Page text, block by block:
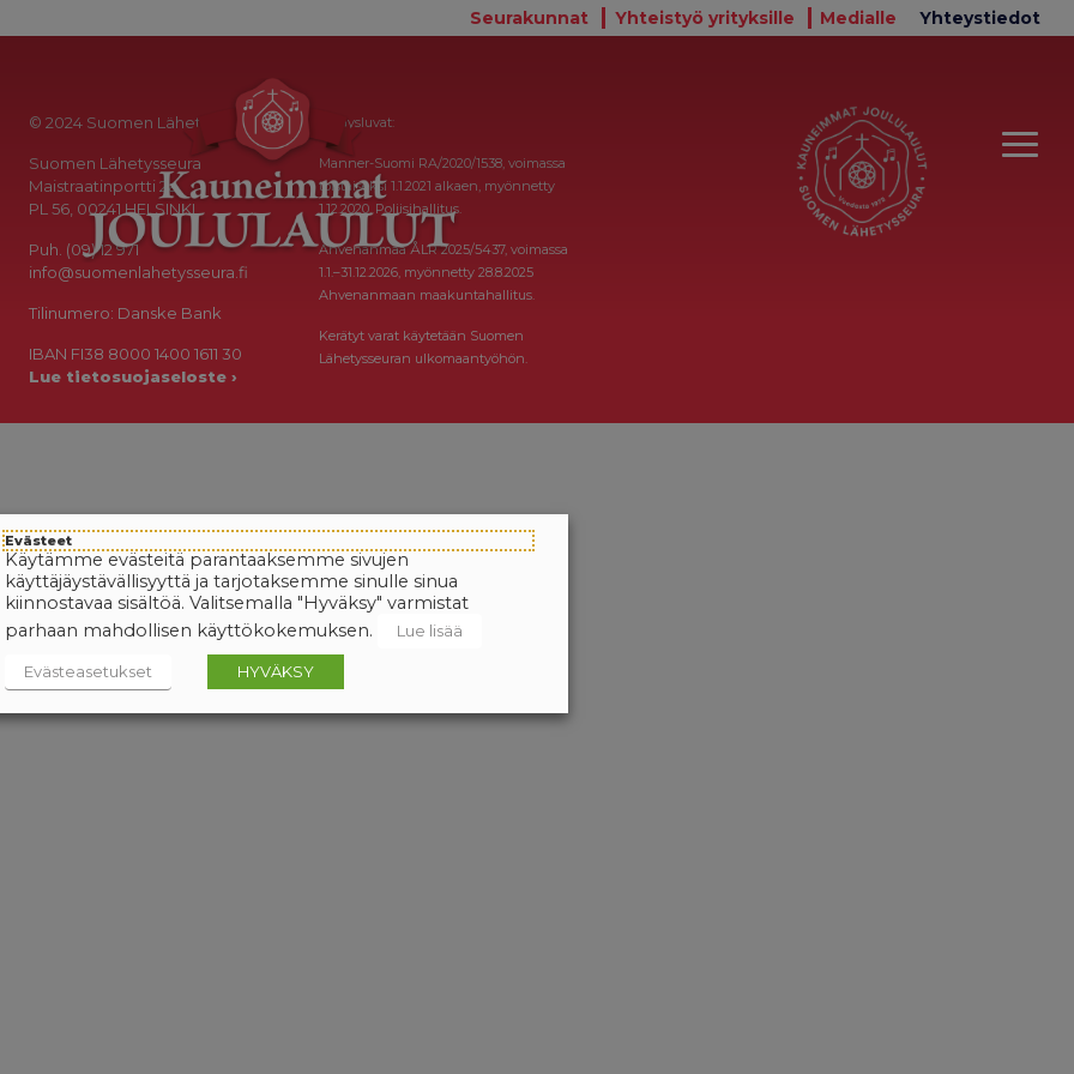
Seurakunnat Yhteistyö yrityksille Medialle Yhteystiedot
© 2024 Suomen Lähetysseura
Suomen Lähetysseura
Maistraatinportti 2a
PL 56, 00241 HELSINKI
Puh. (09) 12 971
info@suomenlahetysseura.fi
Tilinumero: Danske Bank
IBAN FI38 8000 1400 1611 30
Lue tietosuojaseloste ›
Keräysluvat:
Manner-Suomi RA/2020/1538, voimassa
toistaiseksi 1.1.2021 alkaen, myönnetty
1.12.2020, Poliisihallitus.
Ahvenanmaa ÅLR 2025/5437, voimassa
1.1.–31.12.2026, myönnetty 28.8.2025
Ahvenanmaan maakuntahallitus.
Kerätyt varat käytetään Suomen
Lähetysseuran ulkomaantyöhön.
Evästeet
Käytämme evästeitä parantaaksemme sivujen
käyttäjäystävällisyyttä ja tarjotaksemme sinulle sinua
kiinnostavaa sisältöä. Valitsemalla "Hyväksy" varmistat
parhaan mahdollisen käyttökokemuksen.
Lue lisää
Evästeasetukset HYVÄKSY